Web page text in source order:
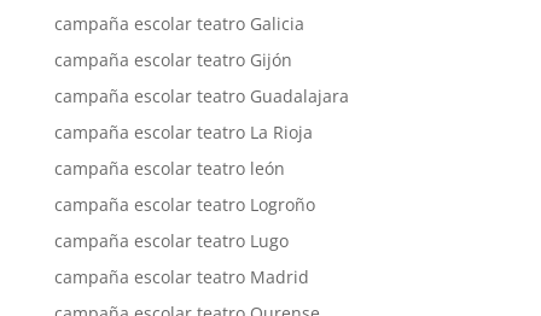
campaña escolar teatro Galicia
campaña escolar teatro Gijón
campaña escolar teatro Guadalajara
campaña escolar teatro La Rioja
campaña escolar teatro león
campaña escolar teatro Logroño
campaña escolar teatro Lugo
campaña escolar teatro Madrid